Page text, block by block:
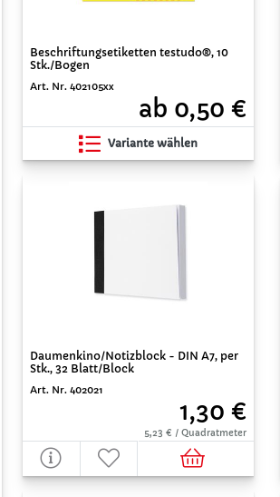
Beschriftungsetiketten testudo®, 10
Stk./Bogen
Art. Nr. 402105xx
ab 0,50 €
Variante wählen
Daumenkino/Notizblock - DIN A7, per
Stk., 32 Blatt/Block
Art. Nr. 402021
1,30 €
5,23 € / Quadratmeter